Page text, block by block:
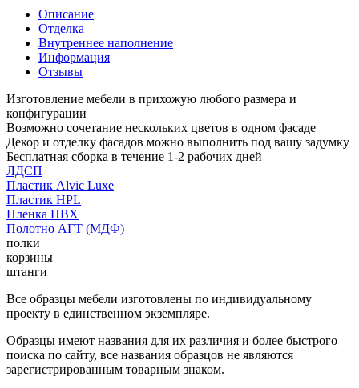
Описание
Отделка
Внутреннее наполнение
Информация
Отзывы
Изготовление мебели в прихожую любого размера и
конфигурации
Возможно сочетание нескольких цветов в одном фасаде
Декор и отделку фасадов можно выполнить под вашу задумку
Бесплатная сборка в течение 1-2 рабочих дней
ЛДСП
Пластик Alvic Luxe
Пластик HPL
Пленка ПВХ
Полотно АГТ (МДФ)
полки
корзины
штанги
Все образцы мебели изготовлены по индивидуальному
проекту в единственном экземпляре.
Образцы имеют названия для их различия и более быстрого
поиска по сайту, все названия образцов не являются
зарегистрированным товарным знаком.